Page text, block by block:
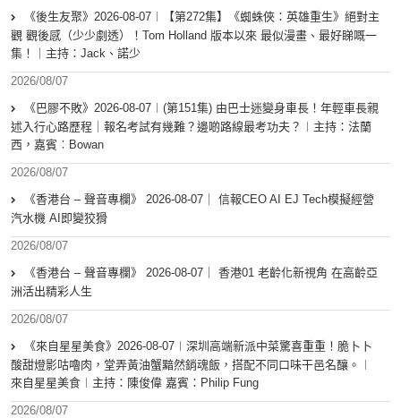
《後生友聚》2026-08-07︱【第272集】《蜘蛛俠：英雄重生》絕對主
觀 觀後感（少少劇透）！Tom Holland 版本以來 最似漫畫、最好睇嘅一
集！｜主持：Jack、諾少
2026/08/07
《巴膠不敗》2026-08-07︱(第151集) 由巴士迷變身車長！年輕車長親
述入行心路歷程｜報名考試有幾難？邊啲路線最考功夫？︱主持：法蘭
西，嘉賓︰Bowan
2026/08/07
《香港台 – 聲音專欄》 2026-08-07｜ 信報CEO AI EJ Tech模擬經營
汽水機 AI即變狡猾
2026/08/07
《香港台 – 聲音專欄》 2026-08-07｜ 香港01 老齡化新視角 在高齡亞
洲活出精彩人生
2026/08/07
《來自星星美食》2026-08-07︱深圳高端新派中菜驚喜重重！脆卜卜
酸甜燈影咕嚕肉，堂弄黃油蟹黯然銷魂飯，搭配不同口味干邑名釀。︱
來自星星美食︱主持：陳俊偉 嘉賓：Philip Fung
2026/08/07